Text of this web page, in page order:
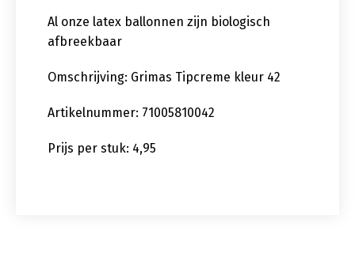
Al onze latex ballonnen zijn biologisch
afbreekbaar
Omschrijving: Grimas Tipcreme kleur 42
Artikelnummer: 71005810042
Prijs per stuk: 4,95